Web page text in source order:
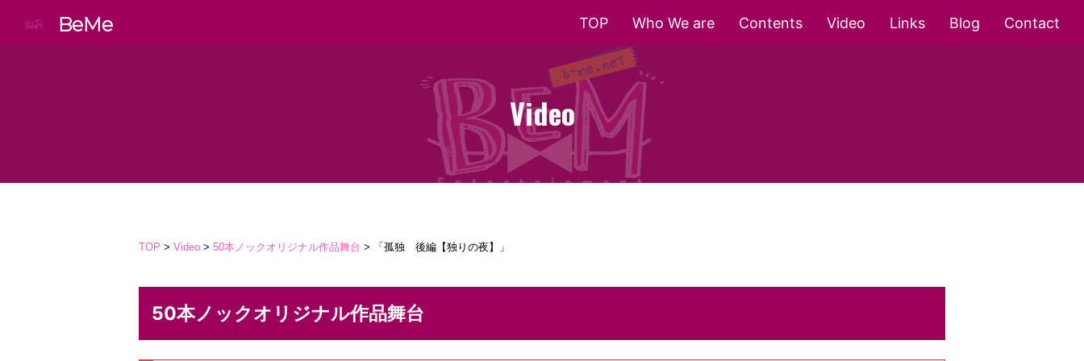
BeMe TOP Who We are Contents Video Links Blog Contact
Video
TOP > Video > 50本ノックオリジナル作品舞台 > 「孤独 後編【独りの夜】」
50本ノックオリジナル作品舞台